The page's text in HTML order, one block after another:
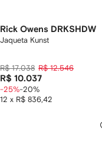
Rick Owens DRKSHDW
Jaqueta Kunst
R$ 17.038 R$ 12.546
R$ 10.037
12 x R$ 836,42
-25%-20%